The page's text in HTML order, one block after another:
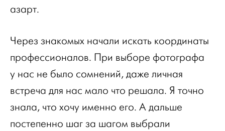
азарт.
Через знакомых начали искать координаты
профессионалов. При выборе фотографа
у нас не было сомнений, даже личная
встреча для нас мало что решала. Я точно
знала, что хочу именно его. А дальше
постепенно шаг за шагом выбрали